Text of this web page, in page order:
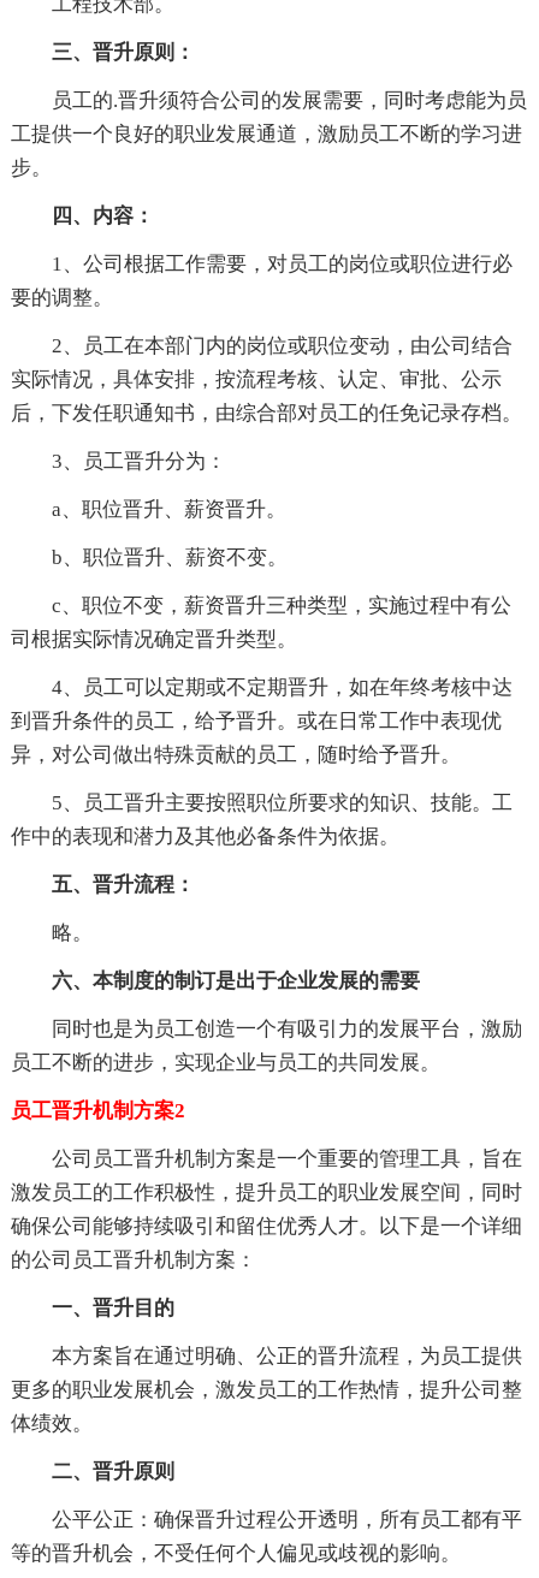
三、晋升原则 ：
员工的.晋升须符合公司的发展需要，同时考虑能为员
工提供一个良好的职业发展通道，激励员工不断的学习进
步。
四、内容：
1、公司根据工作需要，对员工的岗位或职位进行必
要的调整。
2、员工在本部门内的岗位或职位变动，由公司结合
实际情况，具体安排，按流程考核、认定、审批、公示
后，下发任职通知书，由综合部对员工的任免记录存档。
3、员工晋升分为：
a、职位晋升、薪资晋升。
b、职位晋升、薪资不变。
c、职位不变，薪资晋升三种类型，实施过程中有公
司根据实际情况确定晋升类型。
4、员工可以定期或不定期晋升，如在年终考核中达
到晋升条件的员工，给予晋升。或在日常工作中表现优
异，对公司做出特殊贡献的员工，随时给予晋升。
5、员工晋升主要按照职位所要求的知识、技能。工
作中的表现和潜力及其他必备条件为依据。
五、晋升流程：
略。
六、本制度的制订是出于企业发展的需要
同时也是为员工创造一个有吸引力的发展平台，激励
员工不断的进步，实现企业与员工的共同发展。
员工晋升机制方案2
公司员工晋升机制方案是一个重要的管理工具，旨在
激发员工的工作积极性，提升员工的职业发展空间，同时
确保公司能够持续吸引和留住优秀人才。以下是一个详细
的公司员工晋升机制方案：
一、晋升目的
本方案旨在通过明确、公正的晋升流程，为员工提供
更多的职业发展机会，激发员工的工作热情，提升公司整
体绩效。
二、晋升原则
公平公正：确保晋升过程公开透明，所有员工都有平
等的晋升机会，不受任何个人偏见或歧视的影响。